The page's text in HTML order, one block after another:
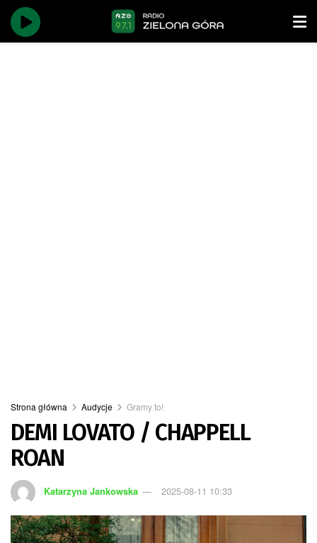
Strona główna Audycje Gramy to!
DEMI LOVATO / CHAPPELL
ROAN
Katarzyna Jankowska 2025-08-11 10:33